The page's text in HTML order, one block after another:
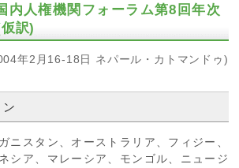
内人権機関フォーラム第8回年次
訳)
年2月16-18日 ネパール・カトマンドゥ)
ニスタン、オーストラリア、フィジー、
シア、マレーシア、モンゴル、ニュージ